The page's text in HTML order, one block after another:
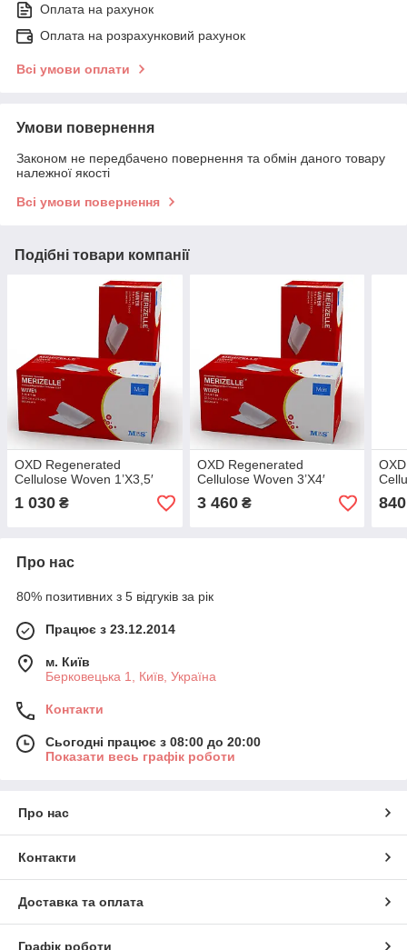
Оплата на рахунок
Оплата на розрахунковий рахунок
Всі умови оплати
Умови повернення
Законом не передбачено повернення та обмін даного товару
належної якості
Всі умови повернення
Подібні товари компанії
OXD Regenerated
Cellulose Woven 1’X3,5′
1 030 ₴
OXD Regenerated
Cellulose Woven 3’X4′
3 460₴ 840
Про нас
80% позитивних з 5 відгуків за рік
Працює з 23.12.2014
м. Київ
Берковецька 1, Київ, Україна
Контакти
Сьогодні працює з 08:00 до 20:00
Показати весь графік роботи
Про нас
Контакти
Доставка та оплата
Графік роботи